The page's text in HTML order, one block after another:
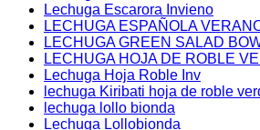
Lechuga Escarora Invieno
LECHUGA ESPAÑOLA
LECHUGA GREEN SALAD
LECHUGA HOJA DE ROBLE
Lechuga Hoja Roble Inv
lechuga Kiribati hoja de roble
lechuga lollo bionda
Lechuga Lollobionda